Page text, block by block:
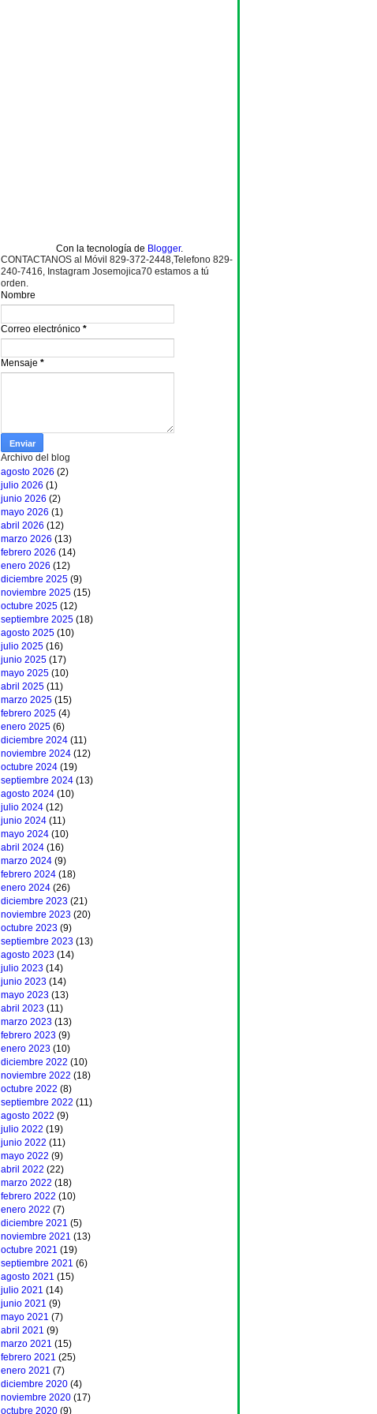
Con la tecnología de Blogger.
CONTACTANOS al Móvil 829-372-2448,Telefono 829-
240-7416, Instagram Josemojica70 estamos a tú
orden.
Nombre
Correo electrónico *
Mensaje *
Archivo del blog
agosto 2026 (2)
julio 2026 (1)
junio 2026 (2)
mayo 2026 (1)
abril 2026 (12)
marzo 2026 (13)
febrero 2026 (14)
enero 2026 (12)
diciembre 2025 (9)
noviembre 2025 (15)
octubre 2025 (12)
septiembre 2025 (18)
agosto 2025 (10)
julio 2025 (16)
junio 2025 (17)
mayo 2025 (10)
abril 2025 (11)
marzo 2025 (15)
febrero 2025 (4)
enero 2025 (6)
diciembre 2024 (11)
noviembre 2024 (12)
octubre 2024 (19)
septiembre 2024 (13)
agosto 2024 (10)
julio 2024 (12)
junio 2024 (11)
mayo 2024 (10)
abril 2024 (16)
marzo 2024 (9)
febrero 2024 (18)
enero 2024 (26)
diciembre 2023 (21)
noviembre 2023 (20)
octubre 2023 (9)
septiembre 2023 (13)
agosto 2023 (14)
julio 2023 (14)
junio 2023 (14)
mayo 2023 (13)
abril 2023 (11)
marzo 2023 (13)
febrero 2023 (9)
enero 2023 (10)
diciembre 2022 (10)
noviembre 2022 (18)
octubre 2022 (8)
septiembre 2022 (11)
agosto 2022 (9)
julio 2022 (19)
junio 2022 (11)
mayo 2022 (9)
abril 2022 (22)
marzo 2022 (18)
febrero 2022 (10)
enero 2022 (7)
diciembre 2021 (5)
noviembre 2021 (13)
octubre 2021 (19)
septiembre 2021 (6)
agosto 2021 (15)
julio 2021 (14)
junio 2021 (9)
mayo 2021 (7)
abril 2021 (9)
marzo 2021 (15)
febrero 2021 (25)
enero 2021 (7)
diciembre 2020 (4)
noviembre 2020 (17)
octubre 2020 (9)